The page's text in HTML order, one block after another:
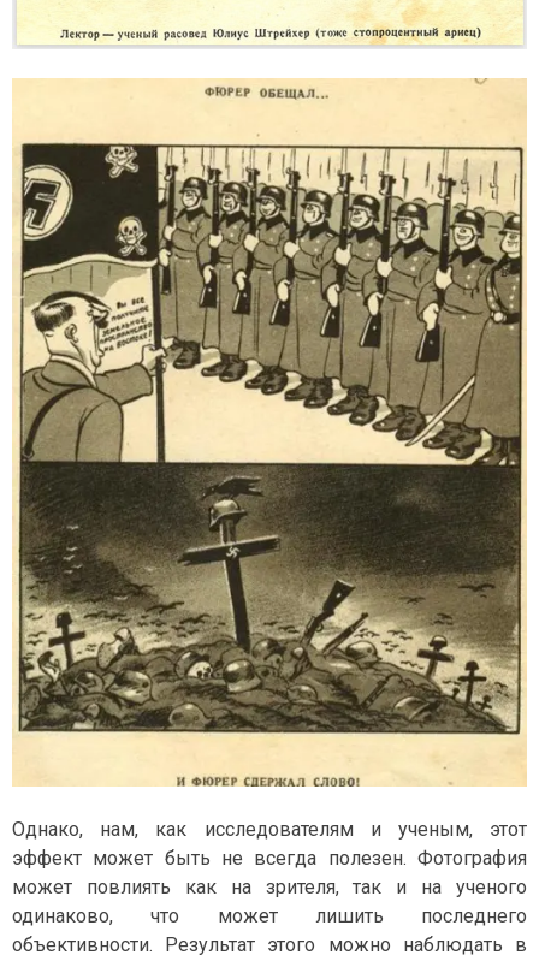
Однако, нам, как исследователям и ученым, этот
эффект может быть не всегда полезен. Фотография
может повлиять как на зрителя, так и на ученого
одинаково, что может лишить последнего
объективности. Результат этого можно наблюдать в